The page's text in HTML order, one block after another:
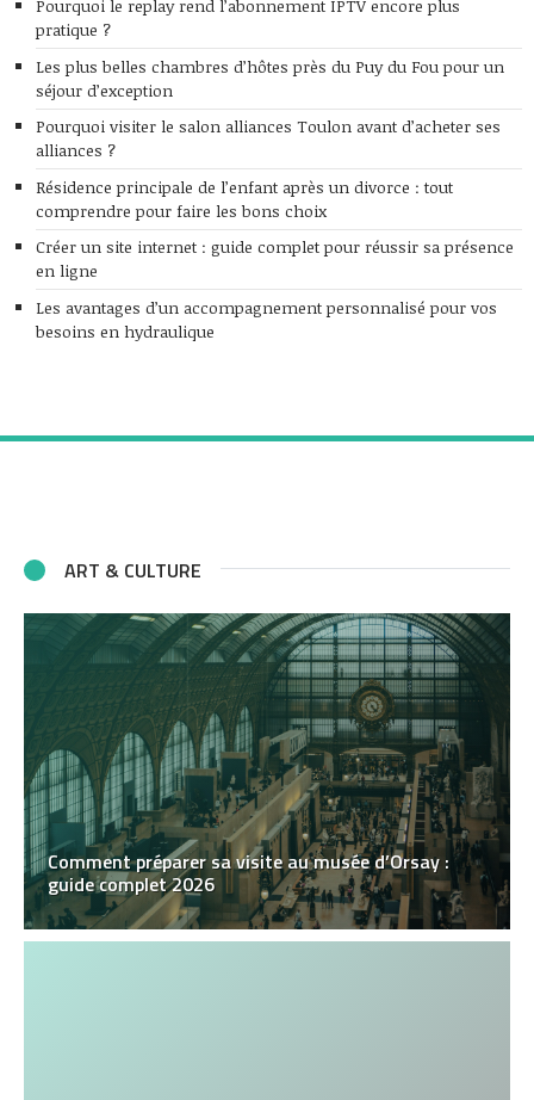
Pourquoi le replay rend l’abonnement IPTV encore plus
pratique ?
Les plus belles chambres d’hôtes près du Puy du Fou pour un
séjour d’exception
Pourquoi visiter le salon alliances Toulon avant d’acheter ses
alliances ?
Résidence principale de l’enfant après un divorce : tout
comprendre pour faire les bons choix
Créer un site internet : guide complet pour réussir sa présence
en ligne
Les avantages d’un accompagnement personnalisé pour vos
besoins en hydraulique
ART & CULTURE
Comment préparer sa visite au musée d’Orsay :
guide complet 2026